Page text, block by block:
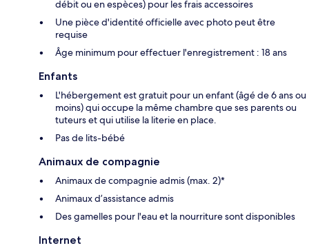
débit ou en espèces) pour les frais accessoires
Une pièce d'identité officielle avec photo peut être
requise
Âge minimum pour effectuer l'enregistrement : 18 ans
Enfants
L'hébergement est gratuit pour un enfant (âgé de 6 ans ou
moins) qui occupe la même chambre que ses parents ou
tuteurs et qui utilise la literie en place.
Pas de lits-bébé
Animaux de compagnie
Animaux de compagnie admis (max. 2)*
Animaux d’assistance admis
Des gamelles pour l'eau et la nourriture sont disponibles
Internet